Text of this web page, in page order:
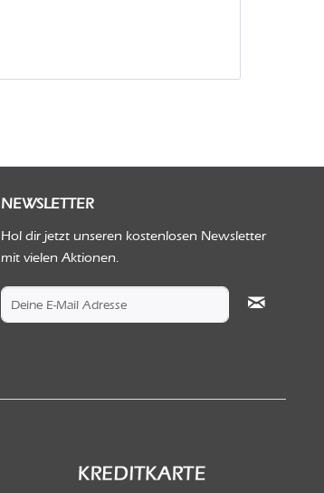
NEWSLETTER
Hol dir jetzt unseren kostenlosen Newsletter
mit vielen Aktionen.